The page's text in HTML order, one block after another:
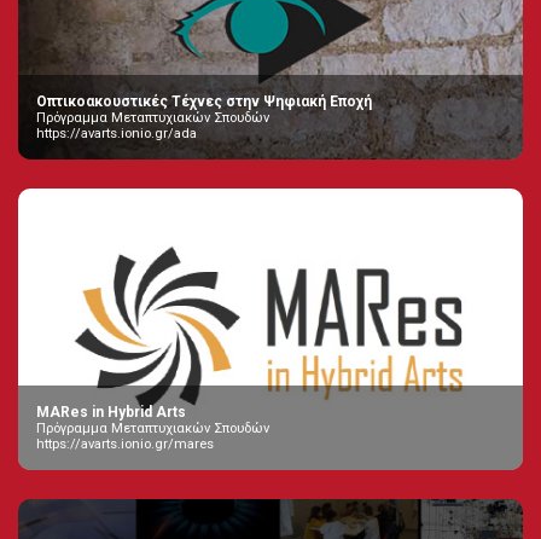
Οπτικοακουστικές Τέχνες στην Ψηφιακή Εποχή
Πρόγραμμα Μεταπτυχιακών Σπουδών
https://avarts.ionio.gr/ada
MARes in Hybrid Arts
Πρόγραμμα Μεταπτυχιακών Σπουδών
https://avarts.ionio.gr/mares